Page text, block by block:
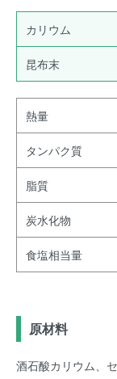
カリウム
昆布末
熱量
タンパク質
脂質
炭水化物
食塩相当量
原材料
酒石酸カリウム、